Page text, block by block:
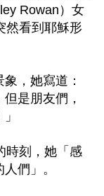
Rowan）女
然看到耶穌形
，她寫道：
是朋友們，
時刻，她「感